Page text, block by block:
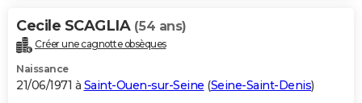
Cecile SCAGLIA (54 ans)
Créer une cagnotte obsèques
Naissance
21/06/1971 à Saint-Ouen-sur-Seine (Seine-Saint-Denis)